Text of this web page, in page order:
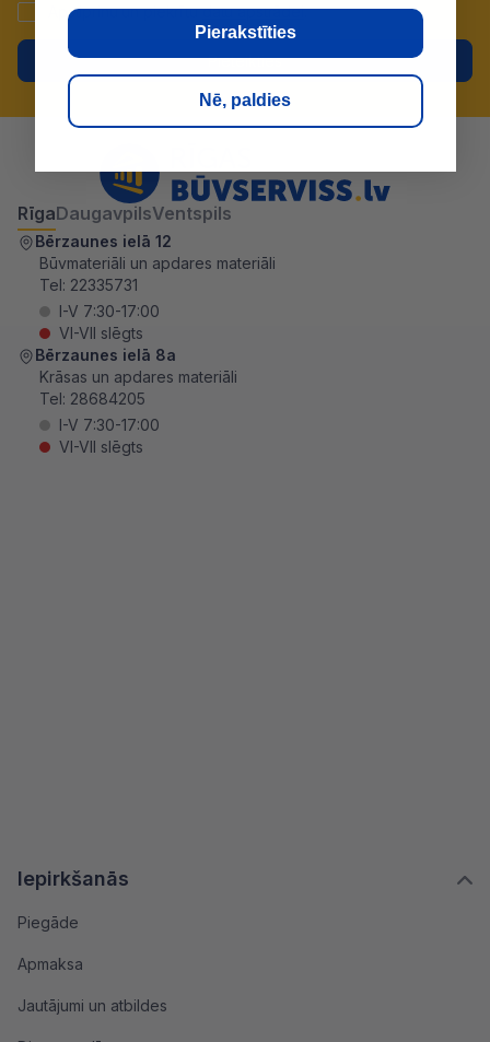
Apstiprinu un piekrītudatu apstrādei.
Pieteikties
Iepirkšanās
Piegāde
Apmaksa
Jautājumi un atbildes
RīgaDaugavpilsVentspils
Bērzaunes ielā 12
Būvmateriāli un apdares materiāli
Tel: 22335731
I-V 7:30-17:00
VI-VII slēgts
Bērzaunes ielā 8a
Krāsas un apdares materiāli
Tel: 28684205
I-V 7:30-17:00
VI-VII slēgts
Pierakstīties
Nē, paldies